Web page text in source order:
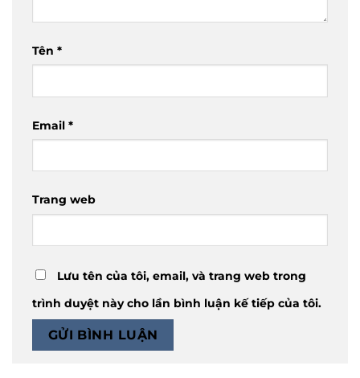
Tên *
Email *
Trang web
Lưu tên của tôi, email, và trang web trong
trình duyệt này cho lần bình luận kế tiếp của tôi.